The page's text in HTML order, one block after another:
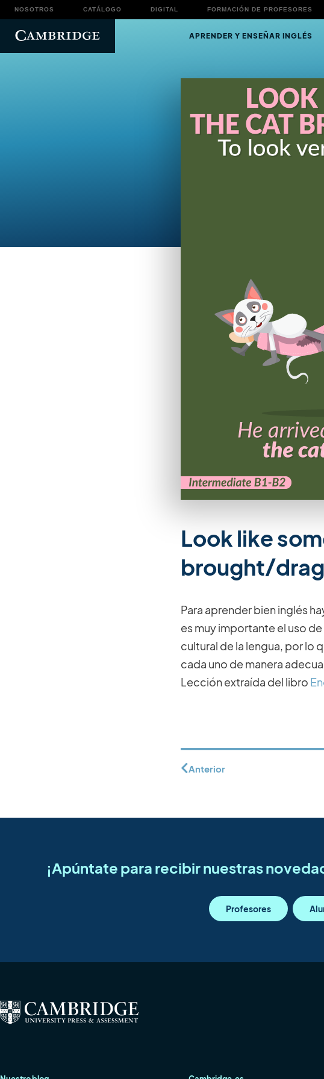
NOSOTROS CATÁLOGO DIGITAL FORMACIÓN DE PROFESORES
APRENDER Y ENSEÑAR INGLÉS
Look like
brought/
Para aprender bien inglés
es muy importante el uso
cultural de la lengua, por lo
cada uno de manera
Lección extraída del libro
Anterior
¡Apúntate para recibir nuestras
Profesores